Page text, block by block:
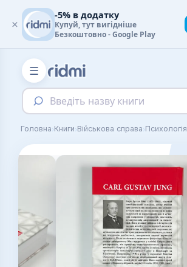
☰
Введіть назву книги
Головна›Книги›Військова справа›Психологія
×
-5% в додатку
Купуй, тут вигідніше
Безкоштовно - Google Play